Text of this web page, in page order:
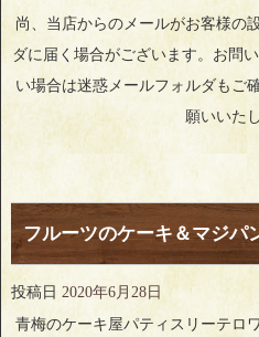
尚、当店からのメールがお客様の
ダに届く場合がございます。お問
い場合は迷惑メールフォルダもご
願いいた
フルーツのケーキ＆マジパ
投稿日 2020年6月28日
青梅のケーキ屋パティスリーテロ